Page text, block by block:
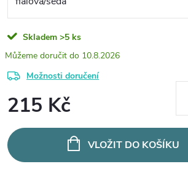
Skladem >5 ks
10.8.2026
Možnosti doručení
215 Kč
cena:
VLOŽIT DO KOŠÍKU